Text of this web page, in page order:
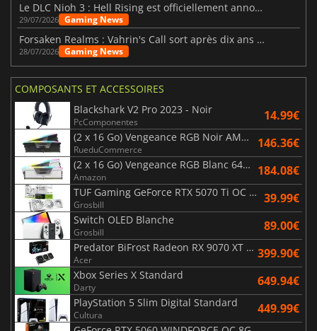
Le DLC Nioh 3 : Hell Rising est officiellement annoncé
29/07/2026 Gaming News
Forsaken Realms : Vahrin's Call sort après dix ans de développement
28/07/2026 Gaming News
COMPOSANTS ET ACCESSOIRES
Blackshark V2 Pro 2023 - Noir
PcComponentes 14.99€
(2 x 16 Go) Vengeance RGB Noir AMD Expo 6000 MHz - CAS 30
RueduCommerce 146.36€
(2 x 16 Go) Vengeance RGB Blanc 6400 MHz - CAS 32
Amazon 184.08€
TUF Gaming GeForce RTX 5070 Ti OC White Edition 16GB
Grosbill 39.99€
Switch OLED Blanche
Grosbill 89.00€
Predator BiFrost Radeon RX 9070 XT OC 16 Go
Acer 399.90€
Xbox Series X Standard
Darty 649.94€
PlayStation 5 Slim Digital Standard
Cultura 449.99€